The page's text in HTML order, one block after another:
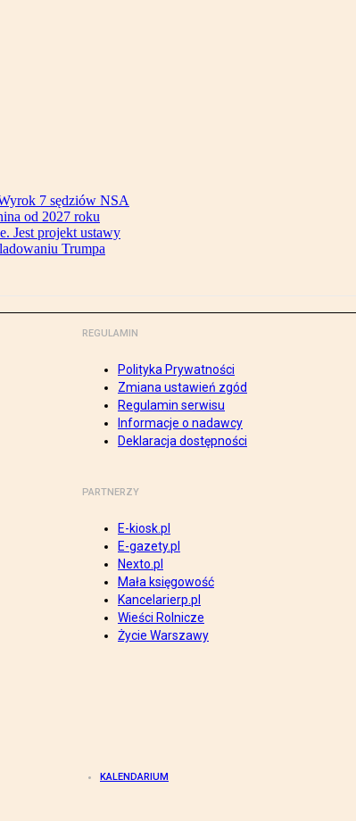
7 sędziów NSA
od 2027 roku
Jest projekt ustawy
Trumpa
REGULAMIN
Polityka Prywatności
Zmiana ustawień zgód
Regulamin serwisu
Informacje o nadawcy
Deklaracja dostępności
PARTNERZY
E-kiosk.pl
E-gazety.pl
Nexto.pl
Mała księgowość
Kancelarierp.pl
Wieści Rolnicze
Życie Warszawy
KALENDARIUM